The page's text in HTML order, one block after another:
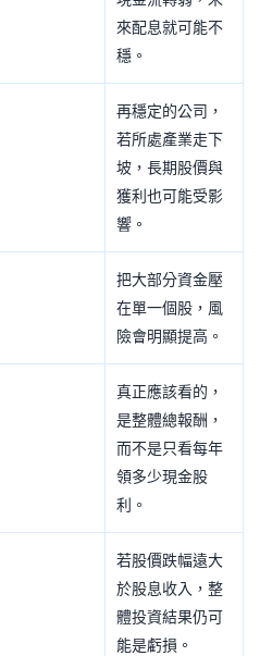
來配息就可能不
穩。
再穩定的公司，
若所處產業走下
坡，長期股價與
獲利也可能受影
響。
把大部分資金壓
在單一個股，風
險會明顯提高。
真正應該看的，
是整體總報酬，
而不是只看每年
領多少現金股
利。
若股價跌幅遠大
於股息收入，整
體投資結果仍可
能是虧損。